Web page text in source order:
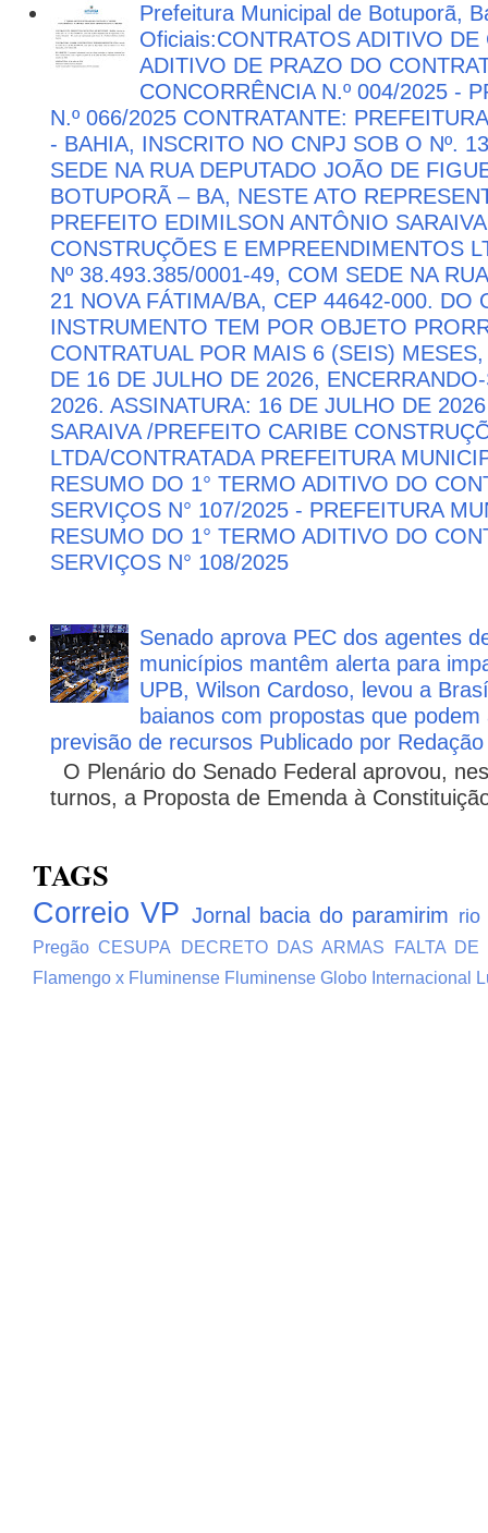
Prefeitura Municipal de Botuporã,
Oficiais:CONTRATOS ADITIVO DE
ADITIVO DE PRAZO DO
CONCORRÊNCIA N.º 004/2025 -
N.º 066/2025 CONTRATANTE:
- BAHIA, INSCRITO NO CNPJ SOB O Nº.
SEDE NA RUA DEPUTADO JOÃO DE
BOTUPORÃ – BA, NESTE ATO
PREFEITO EDIMILSON ANTÔNIO
CONSTRUÇÕES E EMPREENDIMENTOS
Nº 38.493.385/0001-49, COM SEDE NA
21 NOVA FÁTIMA/BA, CEP 44642-000. DO
INSTRUMENTO TEM POR OBJETO
CONTRATUAL POR MAIS 6 (SEIS)
DE 16 DE JULHO DE 2026,
2026. ASSINATURA: 16 DE JULHO DE
SARAIVA /PREFEITO CARIBE
LTDA/CONTRATADA PREFEITURA
RESUMO DO 1° TERMO ADITIVO DO
SERVIÇOS N° 107/2025 - PREFEITURA
RESUMO DO 1° TERMO ADITIVO DO
SERVIÇOS N° 108/2025
Senado aprova PEC dos agentes
municípios mantêm alerta para
UPB, Wilson Cardoso, levou a
baianos com propostas que
previsão de recursos Publicado por
O Plenário do Senado Federal aprovou,
turnos, a Proposta de Emenda à
TAGS
Correio VP Jornal bacia do paramirim rio
Pregão CESUPA DECRETO DAS ARMAS
FALTA DE
Flamengo x Fluminense Fluminense Globo Internacional